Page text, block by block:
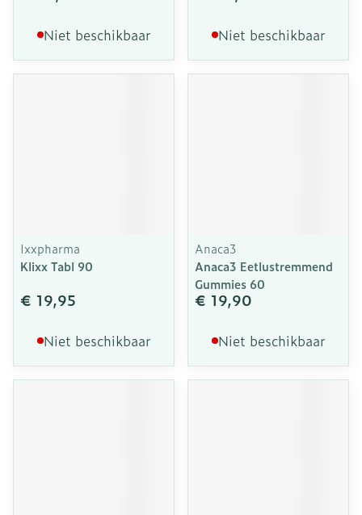
Niet beschikbaar Niet beschikbaar
Ixxpharma
Klixx Tabl 90
€ 19,95
Niet beschikbaar
Anaca3
Anaca3 Eetlustremmend
Gummies 60
€ 19,90
Niet beschikbaar